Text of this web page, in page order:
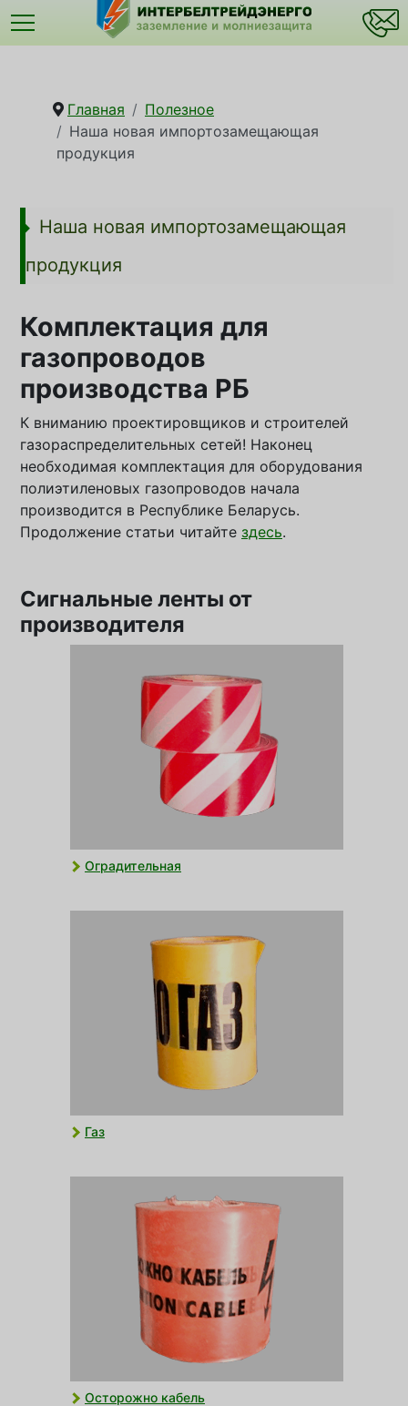
Главная
Полезное
Наша новая импортозамещающая
продукция
Наша новая импортозамещающая
продукция
Комплектация для
газопроводов
производства РБ
К вниманию проектировщиков и строителей
газораспределительных сетей! Наконец
необходимая комплектация для оборудования
полиэтиленовых газопроводов начала
производится в Республике Беларусь.
Продолжение статьи читайте здесь.
Сигнальные ленты от
производителя
Оградительная
Газ
Осторожно кабель